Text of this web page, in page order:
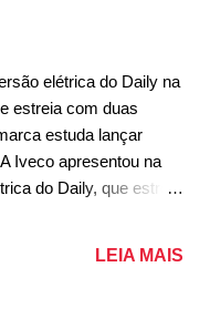
elétrica do Daily na
estreia com duas
estuda lançar
Iveco apresentou na
do Daily, que estreia
da versão a
LEIA MAIS